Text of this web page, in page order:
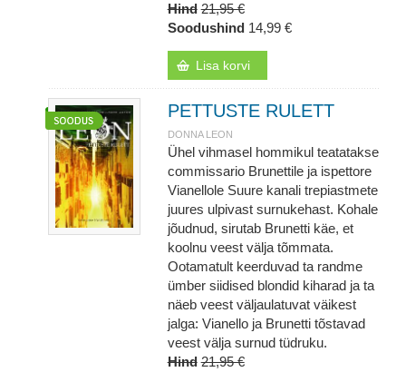
Hind 21,95 €
Soodushind 14,99 €
Lisa korvi
PETTUSTE RULETT
DONNA LEON
Ühel vihmasel hommikul teatatakse
commissario Brunettile ja ispettore
Vianellole Suure kanali trepiastmete
juures ulpivast surnukehast. Kohale
jõudnud, sirutab Brunetti käe, et
koolnu veest välja tõmmata.
Ootamatult keerduvad ta randme
ümber siidised blondid kiharad ja ta
näeb veest väljaulatuvat väikest
jalga: Vianello ja Brunetti tõstavad
veest välja surnud tüdruku.
Hind 21,95 €